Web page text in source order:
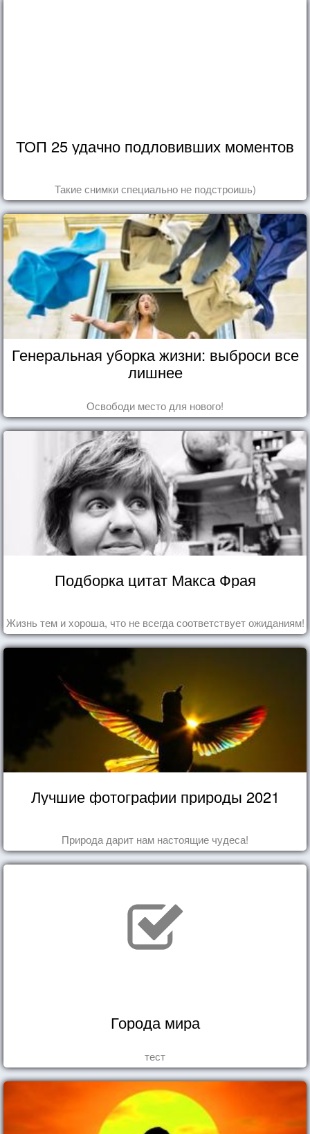
ТОП 25 удачно подловивших моментов
Такие снимки специально не подстроишь)
Генеральная уборка жизни: выброси все
лишнее
Освободи место для нового!
Подборка цитат Макса Фрая
Жизнь тем и хороша, что не всегда соответствует ожиданиям!
Лучшие фотографии природы 2021
Природа дарит нам настоящие чудеса!
Города мира
тест